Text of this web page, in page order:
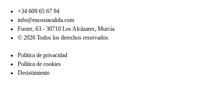
+34 609 65 67 94
info@encostacalida.com
Fuster, 63 - 30710 Los Alcázares, Murcia
© 2026 Todos los derechos reservados.
Política de privacidad
Política de cookies
Desistimiento